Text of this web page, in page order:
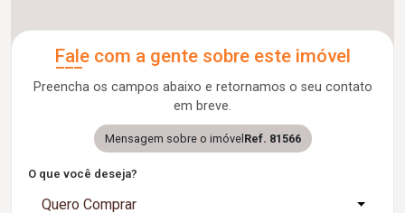
Fale com a gente sobre este imóvel
Preencha os campos abaixo e retornamos o seu contato
em breve.
Mensagem sobre o imóvel Ref. 81566
O que você deseja?
Quero Comprar